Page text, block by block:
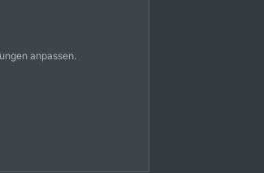
anpassen.